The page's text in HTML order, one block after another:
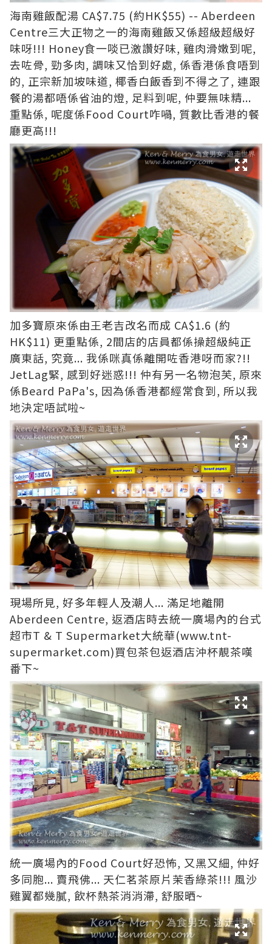
海南雞飯配湯 CA$7.75 (約HK$55) -- Aberdeen
Centre三大正物之一的海南雞飯又係超級超級好
味呀!!! Honey食一啖已激讚好味, 雞肉滑嫩到呢,
去咗骨, 勁多肉, 調味又恰到好處, 係香港係食唔到
的, 正宗新加坡味道, 椰香白飯香到不得之了, 連跟
餐的湯都唔係省油的燈, 足料到呢, 仲要無味精...
重點係, 呢度係Food Court咋喎, 質數比香港的餐
廳更高!!!
加多寶原來係由王老吉改名而成 CA$1.6 (約
HK$11) 更重點係, 2間店的店員都係操超級純正
廣東話, 究竟... 我係咪真係離開咗香港呀而家?!!
JetLag緊, 感到好迷惑!!! 仲有另一名物泡芙, 原來
係Beard PaPa's, 因為係香港都經常食到, 所以我
地決定唔試啦~
現場所見, 好多年輕人及潮人... 滿足地離開
Aberdeen Centre, 返酒店時去統一廣場內的台式
超市T & T Supermarket大統華(www.tnt-
supermarket.com)買包茶包返酒店沖杯靚茶嘆
番下~
統一廣場內的Food Court好恐怖, 又黑又細, 仲好
多同胞... 賣飛佛... 天仁茗茶原片茉香綠茶!!! 風沙
雞翼都幾膩, 飲杯熱茶消消滯, 舒服晒~